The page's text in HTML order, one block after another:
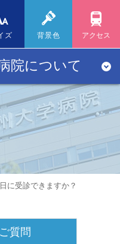
標準 大
ズ 背景色 アクセス
院について
に受診できますか？
質問